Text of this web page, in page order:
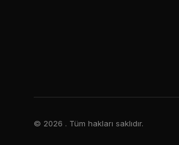
© 2026 . Tüm hakları saklıdır.